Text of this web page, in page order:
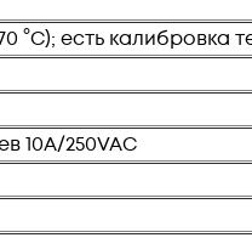
70 °C); есть калибровка
10A/250VAC